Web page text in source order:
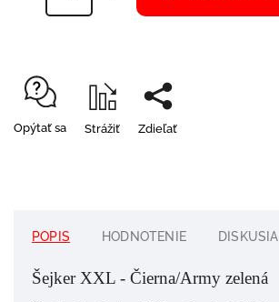
Opýtať sa Strážiť Zdieľať
POPIS HODNOTENIE DISKUSIA
Šejker XXL - Čierna/Army zelená